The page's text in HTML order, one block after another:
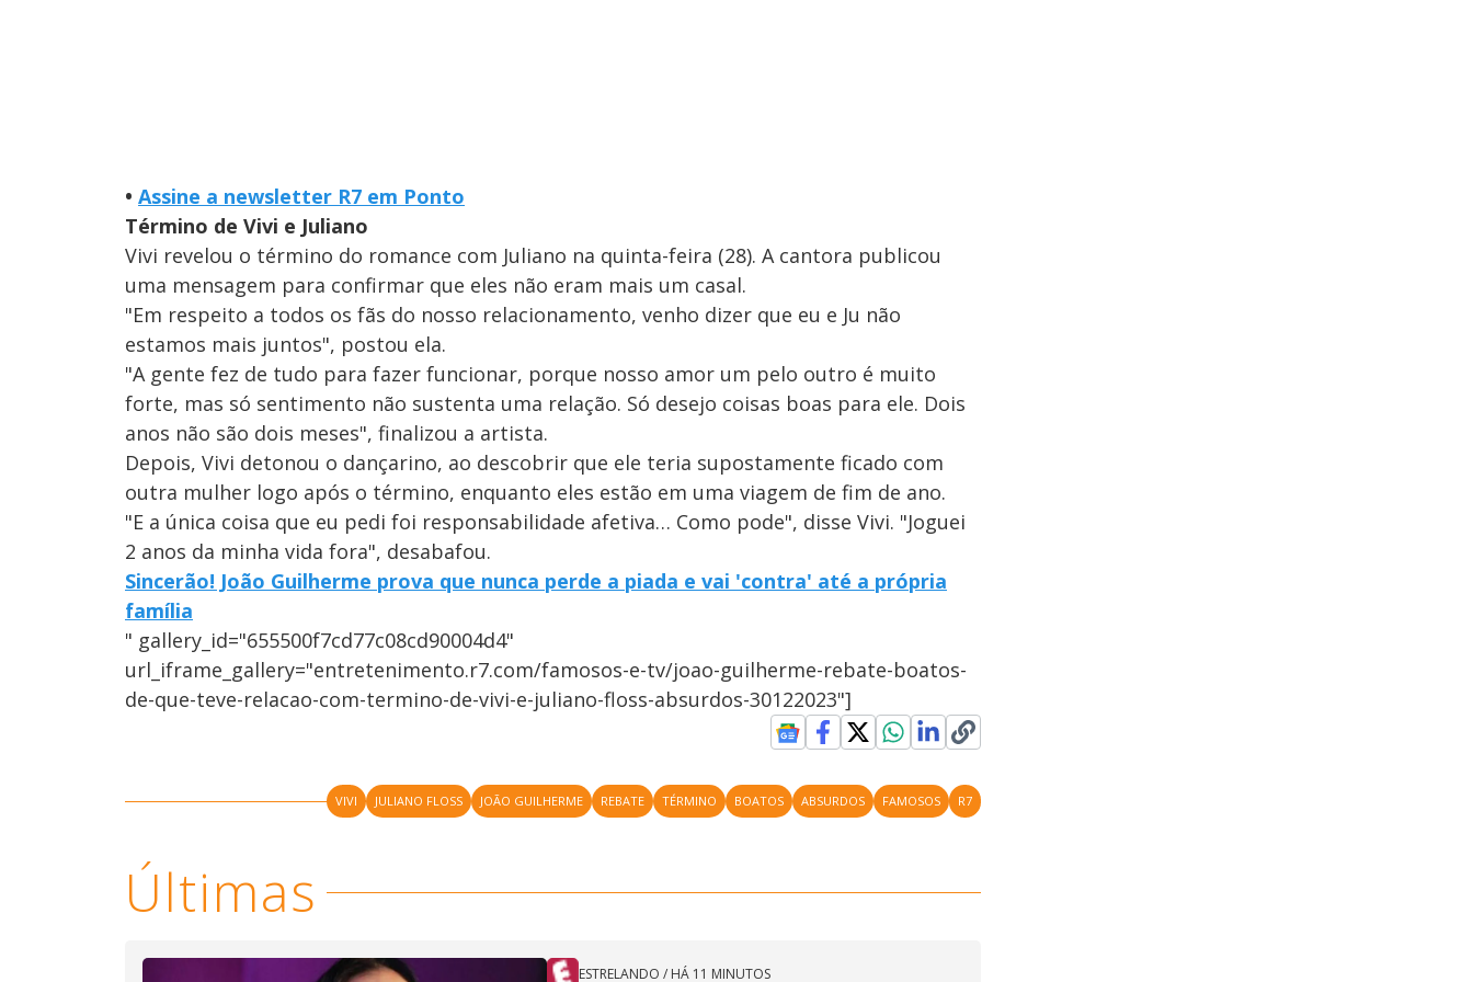
• Assine a newsletter R7 em Ponto
Término de Vivi e Juliano
Vivi revelou o término do romance com Juliano na quinta-feira (28). A cantora publicou
uma mensagem para confirmar que eles não eram mais um casal.
"Em respeito a todos os fãs do nosso relacionamento, venho dizer que eu e Ju não
estamos mais juntos", postou ela.
"A gente fez de tudo para fazer funcionar, porque nosso amor um pelo outro é muito
forte, mas só sentimento não sustenta uma relação. Só desejo coisas boas para ele. Dois
anos não são dois meses", finalizou a artista.
Depois, Vivi detonou o dançarino, ao descobrir que ele teria supostamente ficado com
outra mulher logo após o término, enquanto eles estão em uma viagem de fim de ano.
"E a única coisa que eu pedi foi responsabilidade afetiva… Como pode", disse Vivi. "Joguei
2 anos da minha vida fora", desabafou.
Sincerão! João Guilherme prova que nunca perde a piada e vai 'contra' até a própria
família
" gallery_id="655500f7cd77c08cd90004d4"
url_iframe_gallery="entretenimento.r7.com/famosos-e-tv/joao-guilherme-rebate-boatos-
de-que-teve-relacao-com-termino-de-vivi-e-juliano-floss-absurdos-30122023"]
VIVI JULIANO FLOSS JOÃO GUILHERME REBATE TÉRMINO BOATOS ABSURDOS FAMOSOS R7
Últimas
ESTRELANDO / HÁ 11 MINUTOS